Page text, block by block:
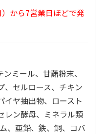
から7営業日ほどで発
ミール、甘藷粉末、
、セルロース、チキン
イヤ抽出物、ロースト
レン酵母、ミネラル類
、亜鉛、鉄、銅、コバ